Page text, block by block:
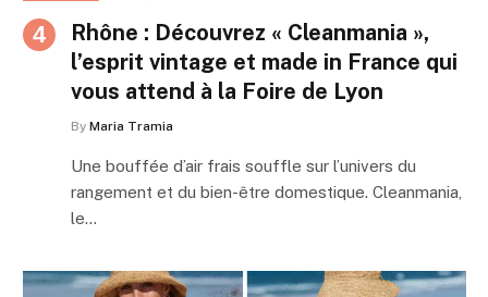
Rhône : Découvrez « Cleanmania »,
l’esprit vintage et made in France qui
vous attend à la Foire de Lyon
By Maria Tramia
Une bouffée d’air frais souffle sur l’univers du
rangement et du bien-être domestique. Cleanmania,
le…